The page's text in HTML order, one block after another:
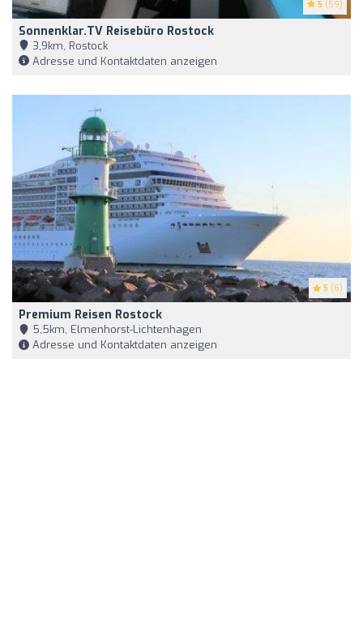
5 (59)
Sonnenklar.TV Reisebüro Rostock
3,9km, Rostock
Adresse und Kontaktdaten anzeigen
5 (6)
Premium Reisen Rostock
5,5km, Elmenhorst-Lichtenhagen
Adresse und Kontaktdaten anzeigen